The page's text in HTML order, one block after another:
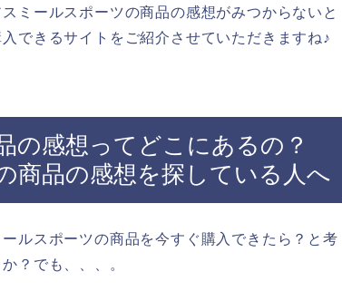
ミールスポーツの商品の感想がみつからないと
できるサイトをご紹介させていただきますね♪
の感想ってどこにあるの？
商品の感想を探している人へ
ルスポーツの商品を今すぐ購入できたら？と考
？でも、、、。